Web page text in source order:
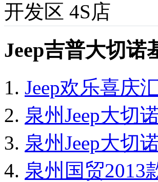
开发区 4S店
Jeep吉普大切诺
Jeep欢乐喜庆
泉州Jeep大切
泉州Jeep大切
泉州国贸2013